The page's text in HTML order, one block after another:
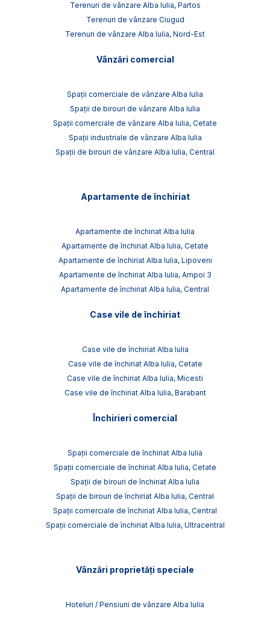
Terenuri de vânzare Alba Iulia, Partos
Terenuri de vânzare Ciugud
Terenuri de vânzare Alba Iulia, Nord-Est
Vânzări comercial
Spații comerciale de vânzare Alba Iulia
Spații de birouri de vânzare Alba Iulia
Spații comerciale de vânzare Alba Iulia, Cetate
Spații industriale de vânzare Alba Iulia
Spații de birouri de vânzare Alba Iulia, Central
Apartamente de închiriat
Apartamente de închiriat Alba Iulia
Apartamente de închiriat Alba Iulia, Cetate
Apartamente de închiriat Alba Iulia, Lipoveni
Apartamente de închiriat Alba Iulia, Ampoi 3
Apartamente de închiriat Alba Iulia, Central
Case vile de închiriat
Case vile de închiriat Alba Iulia
Case vile de închiriat Alba Iulia, Cetate
Case vile de închiriat Alba Iulia, Micesti
Case vile de închiriat Alba Iulia, Barabant
Închirieri comercial
Spații comerciale de închiriat Alba Iulia
Spații comerciale de închiriat Alba Iulia, Cetate
Spații de birouri de închiriat Alba Iulia
Spații de birouri de închiriat Alba Iulia, Central
Spații comerciale de închiriat Alba Iulia, Central
Spații comerciale de închiriat Alba Iulia, Ultracentral
Vânzări proprietăți speciale
Hoteluri / Pensiuni de vânzare Alba Iulia